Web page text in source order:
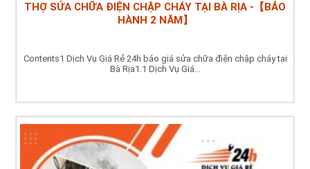
THỢ SỬA CHỮA ĐIỆN CHẬP CHÁY TẠI BÀ RỊA -【BẢO
HÀNH 2 NĂM】
Contents1 Dịch Vụ Giá Rẻ 24h báo giá sửa chữa điện chập cháy tại
Bà Rịa1.1 Dịch Vụ Giá...